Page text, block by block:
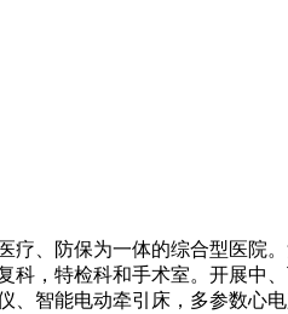
、防保为一体的综合型医院
，特检科和手术室。开展
智能电动牵引床，多参数心